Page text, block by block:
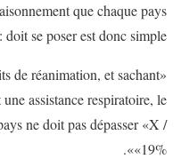
que chaque pays
doit se poser est donc simple :
de réanimation, et sachant
assistance respiratoire, le
ne doit pas dépasser «X /
19%»».